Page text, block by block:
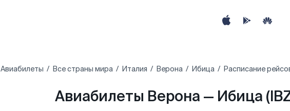
Авиабилеты Все страны мира Италия Верона Ибица Расписание
Авиабилеты Верона — Ибица